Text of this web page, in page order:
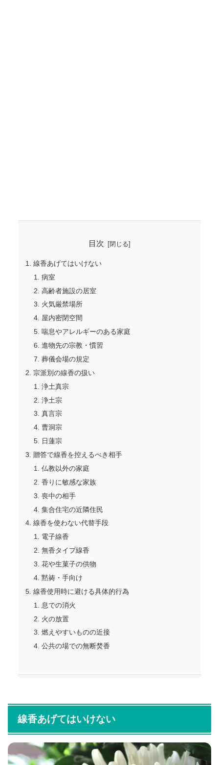
目次
線香あげてはいけない
病室
高齢者施設の居室
火気厳禁場所
屋内密閉空間
喘息やアレルギーのある家庭
進物先の宗教・慣習
葬儀会場の規定
宗派別の線香の扱い
浄土真宗
浄土宗
真言宗
曹洞宗
日蓮宗
贈答で線香を控えるべき相手
仏教以外の家庭
香りに敏感な家族
喪中の相手
集合住宅の近隣住民
線香を使わない代替手段
電子線香
無香タイプ線香
花や生菓子の供物
黙祷・手向け
線香使用時に避ける具体的行為
息での消火
火の放置
燃えやすいものの近接
公共の場での無断焚香
線香あげてはいけない